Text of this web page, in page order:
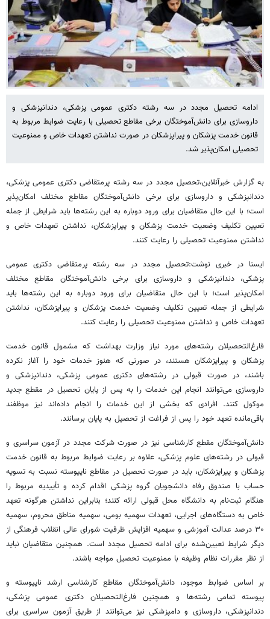
ادامه تحصیل مجدد در سه رشته دکتری عمومی پزشکی، دندانپزشکی و
داروسازی برای دانش‌آموختگان برخی مقاطع تحصیلی با رعایت ضوابط مربوط به
قانون خدمت پزشکان و پیراپزشکان در صورت نداشتن تعهدات خاص و ممنوعیت
تحصیلی امکان‌پذیر شد.
به گزارش خبرآنلاین،تحصیل مجدد در سه رشته پرمتقاضی دکتری عمومی پزشکی،
دندانپزشکی و داروسازی برای برخی دانش‌آموختگان مقاطع مختلف امکان‌پذیر
است؛ با این حال متقاضیان برای ورود دوباره به این رشته‌ها باید شرایطی از جمله
تعیین تکلیف وضعیت خدمت پزشکان و پیراپزشکان، نداشتن تعهدات خاص و
نداشتن ممنوعیت تحصیلی را رعایت کنند.
ایسنا در خبری نوشت:تحصیل مجدد در سه رشته پرمتقاضی دکتری عمومی
پزشکی، دندانپزشکی و داروسازی برای برخی دانش‌آموختگان مقاطع مختلف
امکان‌پذیر است؛ با این حال متقاضیان برای ورود دوباره به این رشته‌ها باید
شرایطی از جمله تعیین تکلیف وضعیت خدمت پزشکان و پیراپزشکان، نداشتن
تعهدات خاص و نداشتن ممنوعیت تحصیلی را رعایت کنند.
فارغ‌التحصیلان رشته‌های مورد نیاز وزارت بهداشت که مشمول قانون خدمت
پزشکان و پیراپزشکان هستند، در صورتی که هنوز خدمات خود را آغاز نکرده
باشند، در صورت قبولی در رشته‌های دکتری عمومی پزشکی، دندانپزشکی و
داروسازی می‌توانند انجام این خدمات را به پس از پایان تحصیل در مقطع جدید
موکول کنند. افرادی که بخشی از این خدمات را انجام داده‌اند نیز موظفند
باقی‌مانده تعهد خود را پس از فراغت از تحصیل به پایان برسانند.
دانش‌آموختگان مقطع کارشناسی نیز در صورت شرکت مجدد در آزمون سراسری و
قبولی در رشته‌های علوم پزشکی، علاوه بر رعایت ضوابط مربوط به قانون خدمت
پزشکان و پیراپزشکان، باید در صورت تحصیل در مقاطع ناپیوسته نسبت به تسویه
حساب با صندوق رفاه دانشجویان گروه پزشکی اقدام کرده و تأییدیه مربوط را
هنگام ثبت‌نام به دانشگاه محل قبولی ارائه کنند؛ بنابراین نداشتن هرگونه تعهد
خاص به دستگاه‌های اجرایی، تعهدات سهمیه بومی، سهمیه مناطق محروم، سهمیه
۳۰ درصد عدالت آموزشی و سهمیه افزایش ظرفیت شورای عالی انقلاب فرهنگی از
دیگر شرایط تعیین‌شده برای ادامه تحصیل مجدد است. همچنین متقاضیان نباید
از نظر مقررات نظام وظیفه با ممنوعیت تحصیل مواجه باشند.
بر اساس ضوابط موجود، دانش‌آموختگان مقاطع کارشناسی ارشد ناپیوسته و
پیوسته تمامی رشته‌ها و همچنین فارغ‌التحصیلان دکتری عمومی پزشکی،
دندانپزشکی، داروسازی و دامپزشکی نیز می‌توانند از طریق آزمون سراسری برای